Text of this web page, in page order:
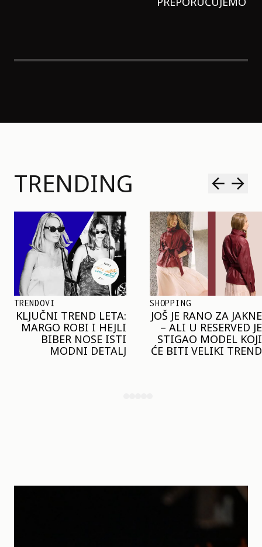
TRENDING
SHOPPING
JOŠ JE RANO ZA JAKNE
– ALI U RESERVED JE
STIGAO MODEL KOJI
ĆE BITI VELIKI TREND
TRENDOVI
NAJVEĆI MIKRO-
TREND SEZONE VAS
POZIVA DA SPOJITE
NESPOJIVO